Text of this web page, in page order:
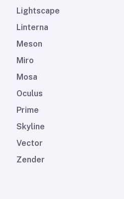
Lightscape
Linterna
Meson
Miro
Mosa
Oculus
Prime
Skyline
Vector
Zender